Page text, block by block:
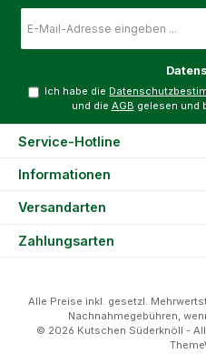
Mail-
Adresse
Ich habe die
und die AGB gelesen und
Service-Hotline
Informationen
Versandarten
Zahlungsarten
Alle Preise inkl. gesetzl.
Nachnahmegebühren,
© 2026 Kutschen Süderknöll -